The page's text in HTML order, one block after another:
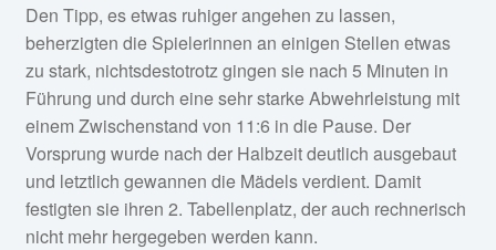
Den Tipp, es etwas ruhiger angehen zu lassen,
beherzigten die Spielerinnen an einigen Stellen etwas
zu stark, nichtsdestotrotz gingen sie nach 5 Minuten in
Führung und durch eine sehr starke Abwehrleistung mit
einem Zwischenstand von 11:6 in die Pause. Der
Vorsprung wurde nach der Halbzeit deutlich ausgebaut
und letztlich gewannen die Mädels verdient. Damit
festigten sie ihren 2. Tabellenplatz, der auch rechnerisch
nicht mehr hergegeben werden kann.